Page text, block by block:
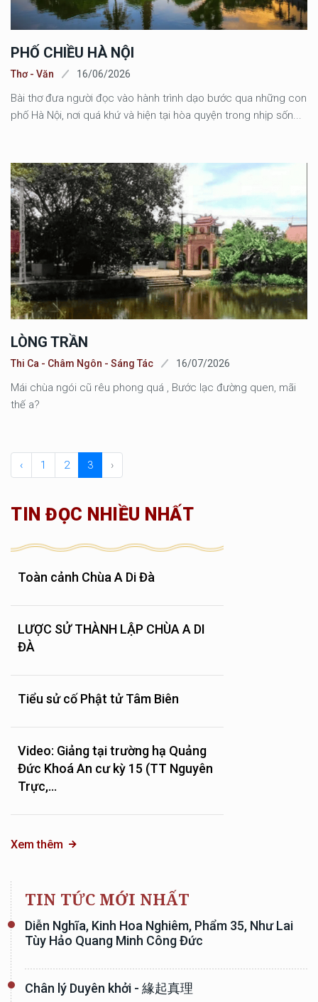
PHỐ CHIỀU HÀ NỘI
Thơ - Văn 16/06/2026
Bài thơ đưa người đọc vào hành trình dạo bước qua những con
phố Hà Nội, nơi quá khứ và hiện tại hòa quyện trong nhịp sốn...
LÒNG TRẦN
Thi Ca - Châm Ngôn - Sáng Tác 16/07/2026
Mái chùa ngói cũ rêu phong quá , Bước lạc đường quen, mãi
thế a?
‹ 1 2 3 ›
TIN ĐỌC NHIỀU NHẤT
Toàn cảnh Chùa A Di Đà
LƯỢC SỬ THÀNH LẬP CHÙA A DI
ĐÀ
Tiểu sử cố Phật tử Tâm Biên
Video: Giảng tại trường hạ Quảng
Đức Khoá An cư kỳ 15 (TT Nguyên
Trực,...
Xem thêm
TIN TỨC MỚI NHẤT
Diễn Nghĩa, Kinh Hoa Nghiêm, Phẩm 35, Như Lai
Tùy Hảo Quang Minh Công Đức
Chân lý Duyên khởi - 緣起真理